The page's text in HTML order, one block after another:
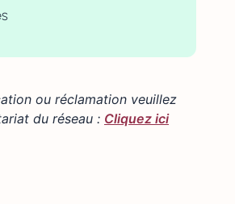
×
ou réclamation veuillez
du réseau : Cliquez ici